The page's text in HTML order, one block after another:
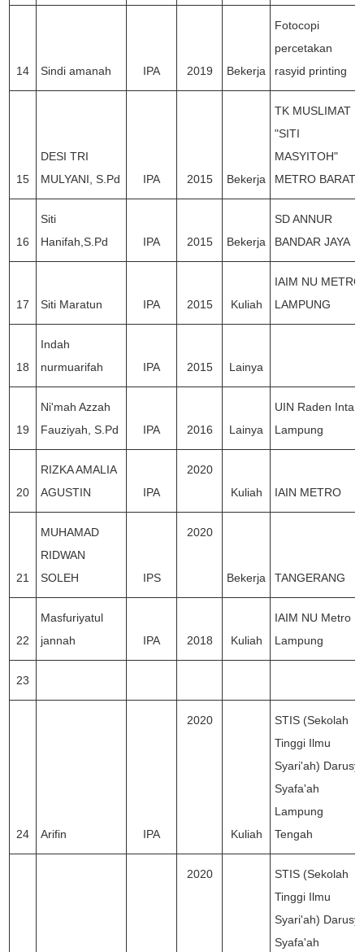
14 Sindi amanah IPA 2019 Bekerja
Fotocopi
percetakan
rasyid printing
15
DESI TRI
MULYANI, S.Pd
IPA 2015 Bekerja
TK MUSLIMAT
"SITI
MASYITOH"
METRO BARAT
16
Siti
Hanifah,S.Pd
IPA 2015 Bekerja
SD ANNUR
BANDAR JAYA
17 Siti Maratun IPA 2015 Kuliah
IAIM NU METRO
LAMPUNG
18
Indah
nurmuarifah
IPA 2015 Lainya
19
Ni'mah Azzah
Fauziyah, S.Pd
IPA 2016 Lainya
UIN Raden Intan
Lampung
20
RIZKA AMALIA
AGUSTIN
IPA
2020
Kuliah
IAIN METRO
21
MUHAMAD
RIDWAN
SOLEH
IPS
2020
Bekerja TANGERANG
22
Masfuriyatul
jannah
IPA 2018 Kuliah
IAIM NU Metro
Lampung
23
24 Arifin IPA
2020
Kuliah
STIS (Sekolah
Tinggi Ilmu
Syari'ah) Darusy
Syafa'ah
Lampung
Tengah
2020
STIS (Sekolah
Tinggi Ilmu
Syari'ah) Darusy
Syafa'ah